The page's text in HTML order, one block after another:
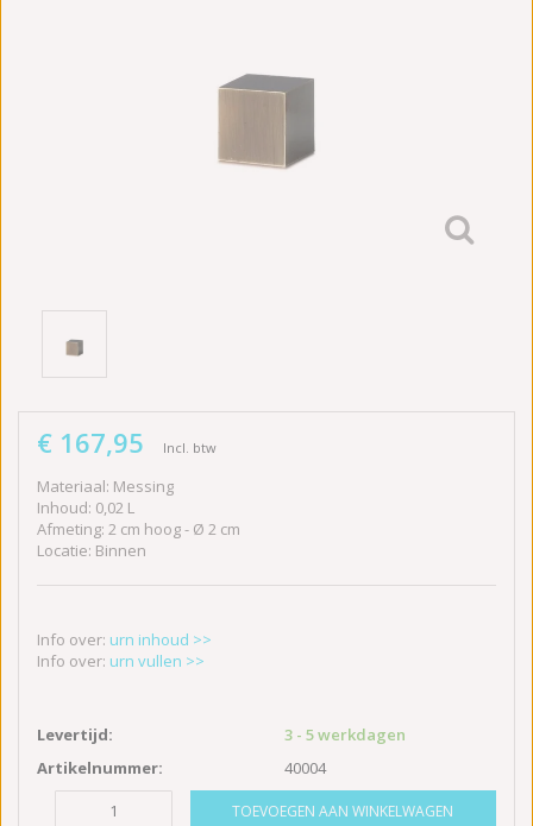
€ 167,95 Incl. btw
Materiaal: Messing
Inhoud: 0,02 L
Afmeting: 2 cm hoog - Ø 2 cm
Locatie: Binnen
Info over: urn inhoud >>
Info over: urn vullen >>
Levertijd:
3 - 5 werkdagen
Artikelnummer:
40004
TOEVOEGEN AAN WINKELWAGEN